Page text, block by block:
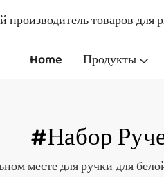
товаров для
Home Продукты
#Набор
месте для ручки для